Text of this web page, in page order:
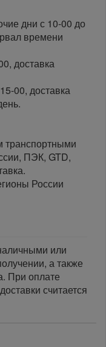
дни с 10-00 до
времени
доставка
00, доставка
транспортными
ПЭК, GTD,
России
или
а также
При оплате
считается